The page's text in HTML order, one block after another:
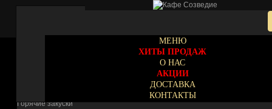
МЕНЮ
ХИТЫ ПРОДАЖ
О НАС
АКЦИИ
ДОСТАВКА
КОНТАКТЫ
Горячие закуски